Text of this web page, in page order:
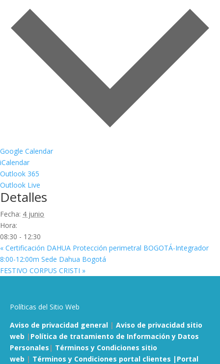
Google Calendar
iCalendar
Outlook 365
Outlook Live
Detalles
Fecha: 4 junio
Hora:
08:30 - 12:30
« Certificación DAHUA Protección perimetral BOGOTÁ-Integrador
8:00-12:00m Sede Dahua Bogotá
FESTIVO CORPUS CRISTI »
Políticas del Sitio Web
Aviso de privacidad general | Aviso de privacidad sitio
web | Política de tratamiento de Información y Datos
Personales | Términos y Condiciones sitio
web | Términos y Condiciones portal clientes | Portal